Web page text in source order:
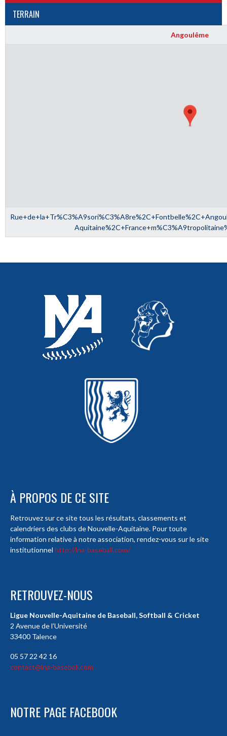
TERRAIN
Angoulême
À PROPOS DE CE SITE
Retrouvez sur ce site tous les résultats, classements et
calendriers des clubs de Nouvelle-Aquitaine. Pour toute
information relative à notre association, rendez-vous sur le site
institutionnel http://lna-baseball.com/
RETROUVEZ-NOUS
Ligue Nouvelle-Aquitaine de Baseball, Softball & Cricket
2 Avenue de l’Université
33400 Talence
05 57 22 42 16
contact@lna-baseball.com
NOTRE PAGE FACEBOOK